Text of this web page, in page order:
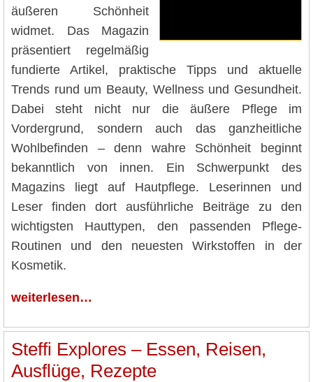
äußeren Schönheit
widmet. Das Magazin
präsentiert regelmäßig
fundierte Artikel, praktische Tipps und aktuelle
Trends rund um Beauty, Wellness und Gesundheit.
Dabei steht nicht nur die äußere Pflege im
Vordergrund, sondern auch das ganzheitliche
Wohlbefinden – denn wahre Schönheit beginnt
bekanntlich von innen. Ein Schwerpunkt des
Magazins liegt auf Hautpflege. Leserinnen und
Leser finden dort ausführliche Beiträge zu den
wichtigsten Hauttypen, den passenden Pflege-
Routinen und den neuesten Wirkstoffen in der
Kosmetik.
weiterlesen…
Steffi Explores – Essen, Reisen,
Ausflüge, Rezepte